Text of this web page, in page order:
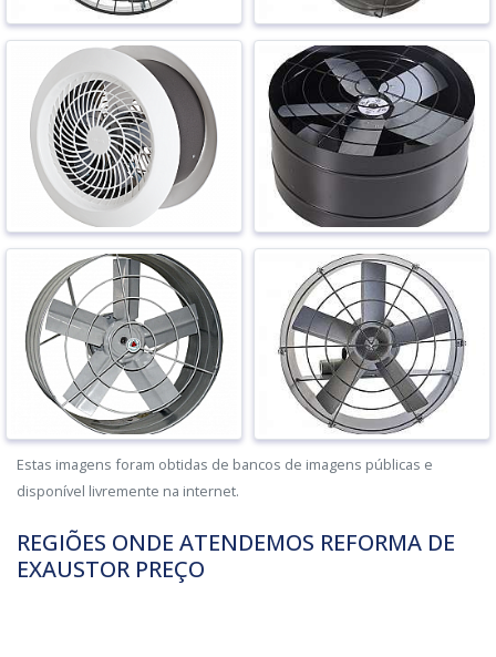
Estas imagens foram obtidas de bancos de imagens públicas e
disponível livremente na internet.
REGIÕES ONDE ATENDEMOS REFORMA DE
EXAUSTOR PREÇO